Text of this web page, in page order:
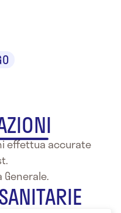
effettua accurate